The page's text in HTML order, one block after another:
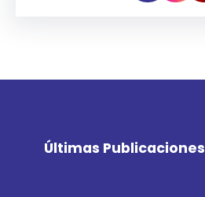
Últimas Publicaciones